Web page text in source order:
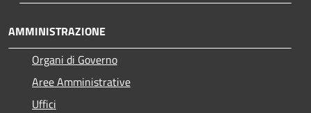
AMMINISTRAZIONE
Organi di Governo
Aree Amministrative
Uffici